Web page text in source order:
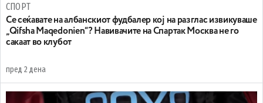
СПОРТ
Се сеќавате на албанскиот фудбалер кој на разглас извикуваше
„Qifsha Maqedonien“? Навивачите на Спартак Москва не го
сакаат во клубот
пред 2 дена